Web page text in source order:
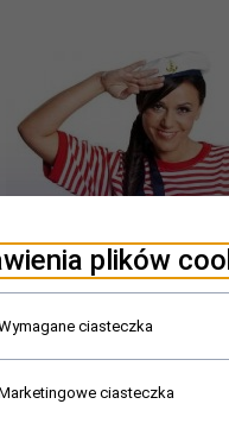
plików
ciasteczka
ciasteczka